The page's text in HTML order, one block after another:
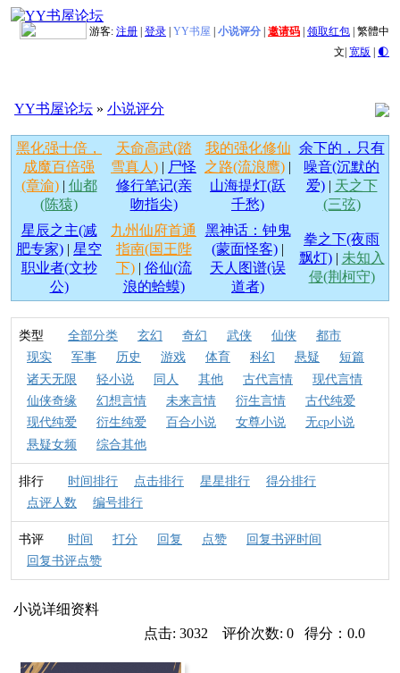
游客: 注册 登录 YY书屋 小说评分 邀请码 领取红包 繁體中
文| 宽版 | 🌓
YY书屋论坛 » 小说评分
黑化强十倍，
成魔百倍强
(章渝)| 仙都
(陈猿)
天命高武(踏
雪真人) | 尸怪
修行笔记(亲
吻指尖)
我的强化修仙
之路(流浪鹰) |
山海提灯(跃
千愁)
余下的，只有
噪音(沉默的
爱)| 天之下
(三弦)
星辰之主(减
肥专家) | 星空
职业者(文抄
公)
九州仙府首通
指南(国王陛
下)| 俗仙(流
浪的蛤蟆)
黑神话：钟鬼
(蒙面怪客) |
天人图谱(误
道者)
拳之下(夜雨
飘灯)| 未知入
侵(荆柯守)
类型 全部分类 玄幻 奇幻 武侠 仙侠
都市
现实
军事 历史 游戏 体育 科幻 悬疑
短篇
诸天无限
轻小说 同人 其他 古代言情
现代言情
仙侠奇缘
幻想言情 未来言情 衍生言情
古代纯爱
现代纯爱
衍生纯爱 百合小说 女尊小说
无cp小说
悬疑女频
综合其他
排行 时间排行 点击排行 星星排行
得分排行
点评人数
编号排行
书评 时间 打分 回复 点赞
回复书评时间
回复书评点赞
小说详细资料
点击: 3032 评价次数: 0 得分：0.0